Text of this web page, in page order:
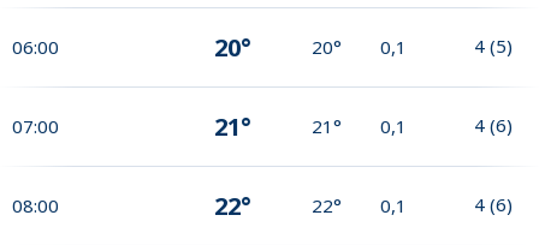
06:00 20° 20° 0,1 4 (5)
07:00 21° 21° 0,1 4 (6)
08:00 22° 22° 0,1 4 (6)